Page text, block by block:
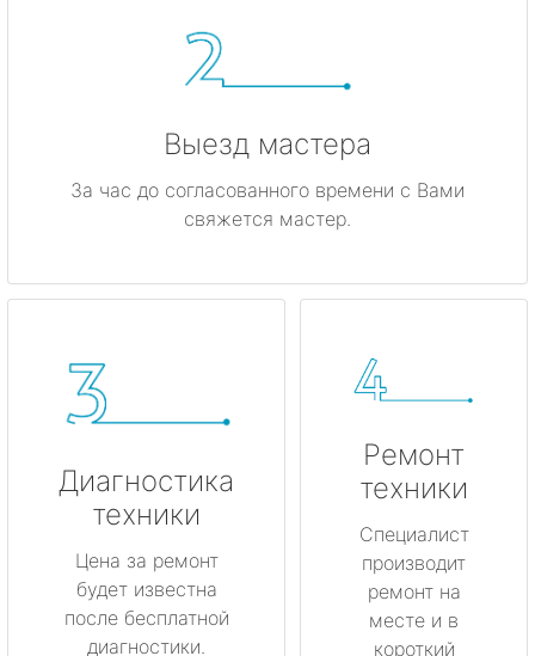
Выезд мастера
За час до согласованного времени с Вами
свяжется мастер.
Диагностика
техники
Цена за ремонт
будет известна
после бесплатной
диагностики.
Ремонт
техники
Специалист
производит
ремонт на
месте и в
короткий